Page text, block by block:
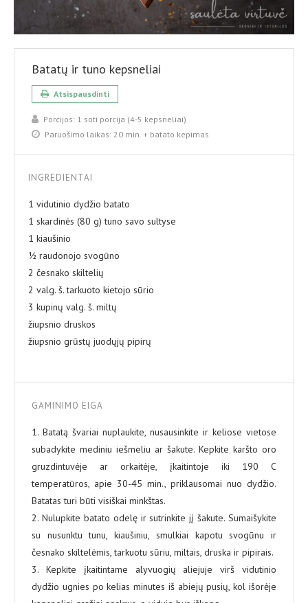
Batatų ir tuno kepsneliai
Atsispausdinti
Porcijos: 1 soti porcija (4-5 kepsneliai)
Paruošimo laikas: 20 min. + batato kepimas
INGREDIENTAI
1 vidutinio dydžio batato
1 skardinės (80 g) tuno savo sultyse
1 kiaušinio
½ raudonojo svogūno
2 česnako skiltelių
2 valg. š. tarkuoto kietojo sūrio
3 kupinų valg. š. miltų
žiupsnio druskos
žiupsnio grūstų juodųjų pipirų
GAMINIMO EIGA
1. Batatą švariai nuplaukite, nusausinkite ir keliose vietose
subadykite mediniu iešmeliu ar šakute. Kepkite karšto oro
gruzdintuvėje ar orkaitėje, įkaitintoje iki 190 C
temperatūros, apie 30-45 min., priklausomai nuo dydžio.
Batatas turi būti visiškai minkštas.
2. Nulupkite batato odelę ir sutrinkite jį šakute. Sumaišykite
su nusunktu tunu, kiaušiniu, smulkiai kapotu svogūnu ir
česnako skiltelėmis, tarkuotu sūriu, miltais, druska ir pipirais.
3. Kepkite įkaitintame alyvuogių aliejuje virš vidutinio
dydžio ugnies po kelias minutes iš abiejų pusių, kol išorėje